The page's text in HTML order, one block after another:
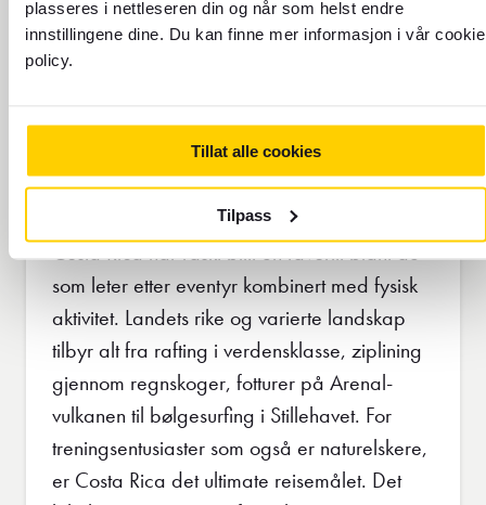
plasseres i nettleseren din og når som helst endre
innstillingene dine. Du kan finne mer informasjon i vår cookie
policy.
Tillat alle cookies
Tilpass
Costa Rica - Mekka for
eventyr og treningsreiser
Costa Rica har raskt blitt en favoritt blant de
som leter etter eventyr kombinert med fysisk
aktivitet. Landets rike og varierte landskap
tilbyr alt fra rafting i verdensklasse, ziplining
gjennom regnskoger, fotturer på Arenal-
vulkanen til bølgesurfing i Stillehavet. For
treningsentusiaster som også er naturelskere,
er Costa Rica det ultimate reisemålet. Det